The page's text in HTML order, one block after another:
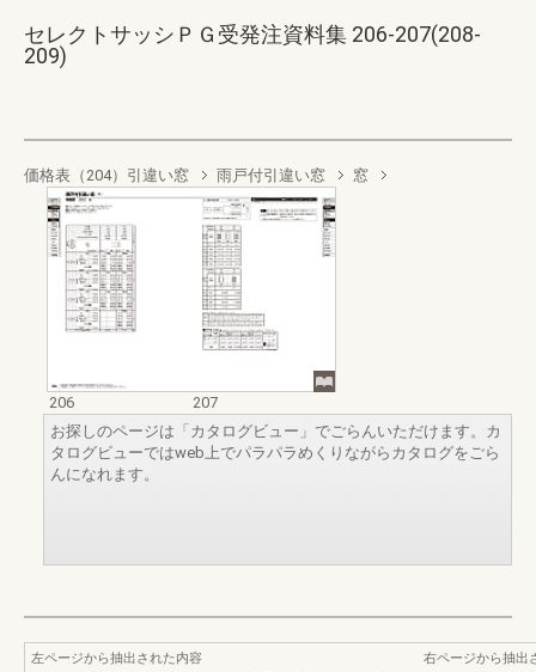
セレクトサッシＰＧ受発注資料集 206-207(208-
209)
価格表（204）引違い窓 雨戸付引違い窓 窓
206
207
お探しのページは「カタログビュー」でごらんいただけます。カ
タログビューではweb上でパラパラめくりながらカタログをごら
んになれます。
左ページから抽出された内容
右ページから抽出